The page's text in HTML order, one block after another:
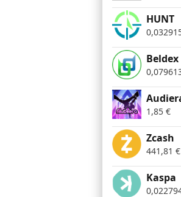
HUNT
Beldex
1,85 €
Zcash
441,81 €
Kaspa